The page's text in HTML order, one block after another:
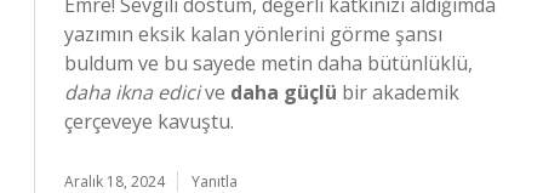
yazımın eksik kalan yönlerini görme şansı
buldum ve bu sayede metin daha bütünlüklü,
daha ikna edicive daha güçlü bir akademik
çerçeveye kavuştu.
Aralık 18, 2024 Yanıtla